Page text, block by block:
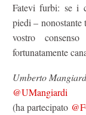
Fatevi furbi: se i
piedi –
vostro
fortunatamente
Umberto
@UMangiardi
(ha partecipato